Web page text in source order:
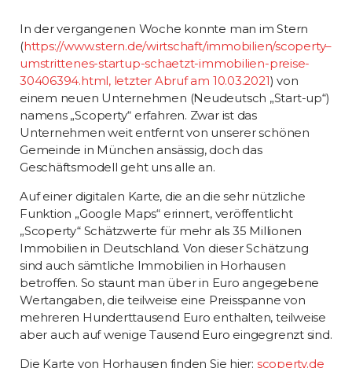
In der vergangenen Woche konnte man im Stern
(https://www.stern.de/wirtschaft/immobilien/scoperty–
umstrittenes-startup-schaetzt-immobilien-preise-
30406394.html, letzter Abruf am 10.03.2021) von
einem neuen Unternehmen (Neudeutsch „Start-up“)
namens „Scoperty“ erfahren. Zwar ist das
Unternehmen weit entfernt von unserer schönen
Gemeinde in München ansässig, doch das
Geschäftsmodell geht uns alle an.
Auf einer digitalen Karte, die an die sehr nützliche
Funktion „Google Maps“ erinnert, veröffentlicht
„Scoperty“ Schätzwerte für mehr als 35 Millionen
Immobilien in Deutschland. Von dieser Schätzung
sind auch sämtliche Immobilien in Horhausen
betroffen. So staunt man über in Euro angegebene
Wertangaben, die teilweise eine Preisspanne von
mehreren Hunderttausend Euro enthalten, teilweise
aber auch auf wenige Tausend Euro eingegrenzt sind.
Die Karte von Horhausen finden Sie hier: scoperty.de